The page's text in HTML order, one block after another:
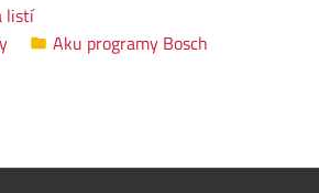
listí
Aku programy Bosch